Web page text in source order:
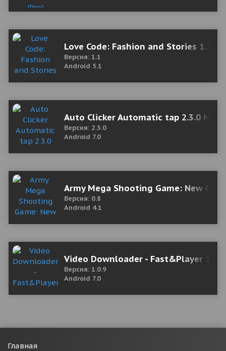
Love Code: Fashion and Stories 1.1
Версия: 1.1
Android 5.1
Auto Clicker Automatic tap 2.3.0 Mod
Версия: 2.3.0
Android 7.0
Army Mega Shooting Game: New FPS
Версия: 0.8
Android 4.1
Video Downloader - Fast&Player
Версия: 1.0.9
Android 7.0
Главная